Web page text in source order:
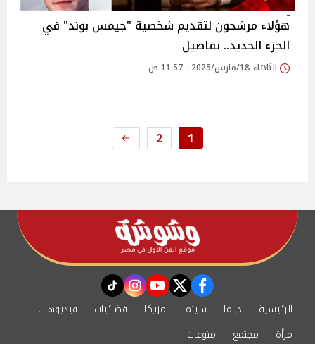
هؤلاء مرشحون لتقديم شخصية "جيمس بوند" في
الجزء الجديد.. تفاصيل
الثلاثاء 18/مارس/2025 - 11:57 ص
1
2
facebook
twitter
youtube
instagram
tiktok
الرئيسية دراما سينما مزيكا فضائيات
فيديوهات
مرأة
مجتمع منوعات